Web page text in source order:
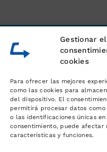
Gestionar el
cookies
Para ofrecer las mejores
como las cookies para
del dispositivo. El
permitirá procesar datos
o las identificaciones únicas
consentimiento, puede afectar
características y funciones.